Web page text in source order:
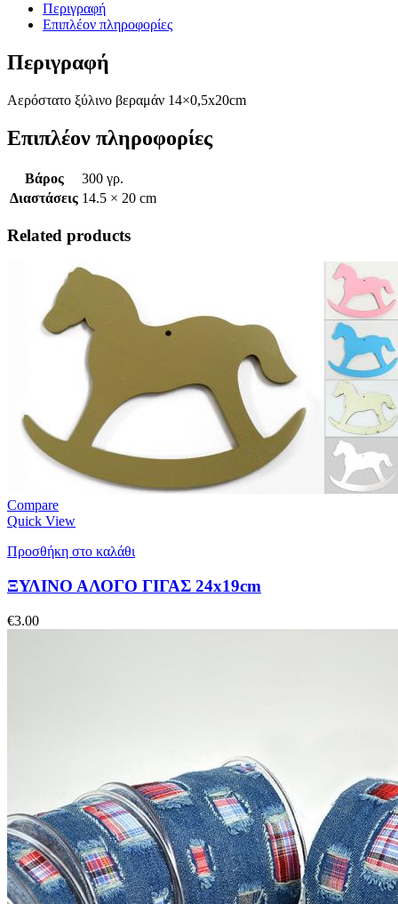
Περιγραφή
Επιπλέον πληροφορίες
Περιγραφή
Αερόστατο ξύλινο βεραμάν 14×0,5x20cm
Επιπλέον πληροφορίες
Βάρος
300 γρ.
Διαστάσεις 14.5 × 20 cm
Related products
Compare
Quick View
Προσθήκη στο καλάθι
ΞΥΛΙΝΟ ΑΛΟΓΟ ΓΙΓΑΣ 24x19cm
€3.00